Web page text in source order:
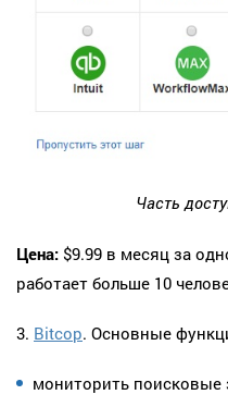
Часть
Цена: $9.99 в месяц за
работает больше 10
3. Bitcop. Основные
мониторить